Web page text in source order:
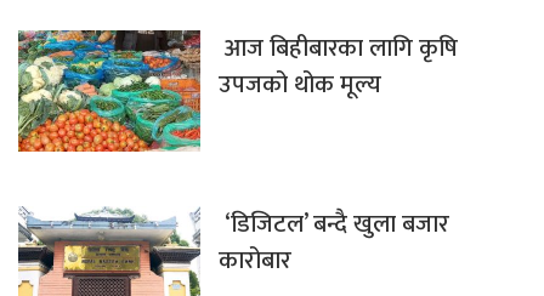
आज बिहीबारका लागि कृषि
उपजको थोक मूल्य
‘डिजिटल’ बन्दै खुला बजार
कारोबार